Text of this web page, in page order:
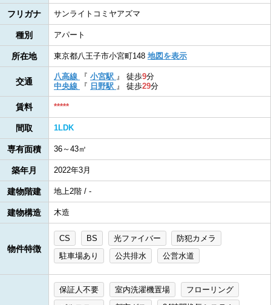
フリガナ サンライトコミヤアズマ
種別 アパート
所在地 東京都八王子市小宮町148 地図を表示
交通
八高線 『 小宮駅 』 徒歩9分
中央線
『 日野駅 』 徒歩29分
賃料 *****
間取 1LDK
専有面積 36～43㎡
築年月 2022年3月
建物階建 地上2階 / -
建物構造 木造
物件特徴
CS BS 光ファイバー
防犯カメラ
駐車場あり
公共排水 公営水道
保証人不要 室内洗濯機置場
フローリング